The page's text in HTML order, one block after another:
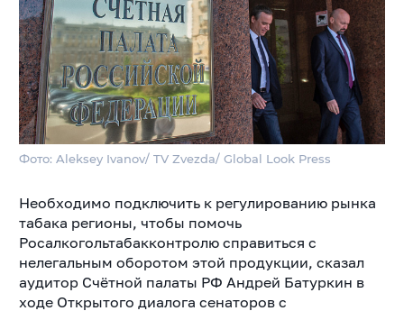
Фото: Aleksey Ivanov/ TV Zvezda/ Global Look Press
Необходимо подключить к регулированию рынка
табака регионы, чтобы помочь
Росалкогольтабакконтролю справиться с
нелегальным оборотом этой продукции, сказал
аудитор Счётной палаты РФ Андрей Батуркин в
ходе Открытого диалога сенаторов с